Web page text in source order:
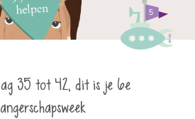
5
35 tot 42, dit is je 6e